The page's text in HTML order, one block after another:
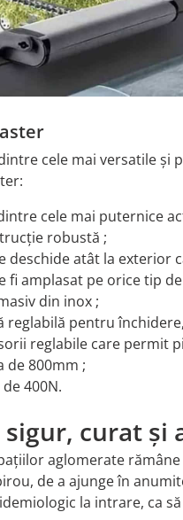
cele mai versatile și
cele mai puternice
robustă ;
deschide atât la exterior
fi amplasat pe orice tip
din inox ;
reglabilă pentru
reglabile care permit
de 800mm ;
400N.
sigur, curat
aglomerate
de a ajunge în
la intrare, ca